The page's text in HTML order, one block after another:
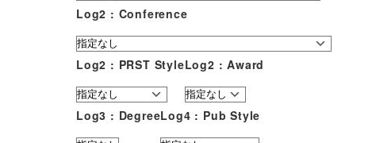
Log2 : Conference
Log2 : PRST StyleLog2 : Award
Log3 : DegreeLog4 : Pub Style